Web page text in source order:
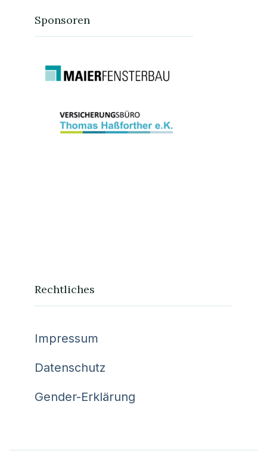
Sponsoren
Rechtliches
Impressum
Datenschutz
Gender-Erklärung